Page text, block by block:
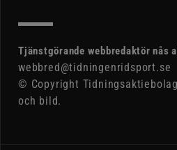
Tjänstgörande webbredaktör nås
webbred@tidningenridsport.se
© Copyright
och bild.